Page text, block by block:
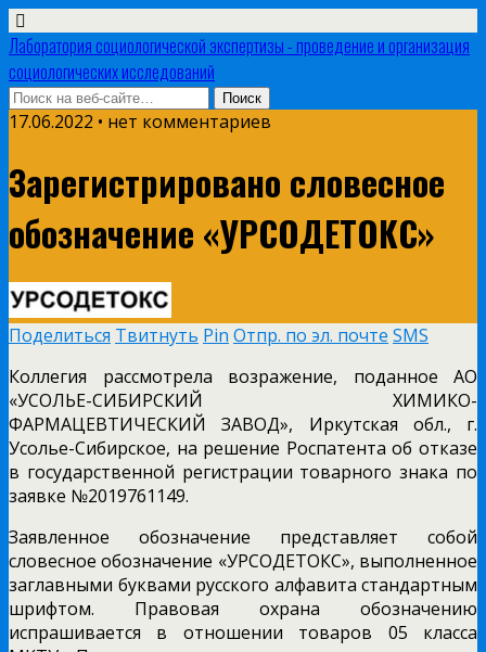
Лаборатория социологической экспертизы - проведение и организация
социологических исследований
17.06.2022 • нет комментариев
Зарегистрировано словесное
обозначение «УРСОДЕТОКС»
Поделиться Твитнуть Pin Отпр. по эл. почте SMS
Коллегия рассмотрела возражение, поданное АО
«УСОЛЬЕ-СИБИРСКИЙ ХИМИКО-
ФАРМАЦЕВТИЧЕСКИЙ ЗАВОД», Иркутская обл., г.
Усолье-Сибирское, на решение Роспатента об отказе
в государственной регистрации товарного знака по
заявке №2019761149.
Заявленное обозначение представляет собой
словесное обозначение «УРСОДЕТОКС», выполненное
заглавными буквами русского алфавита стандартным
шрифтом. Правовая охрана обозначению
испрашивается в отношении товаров 05 класса